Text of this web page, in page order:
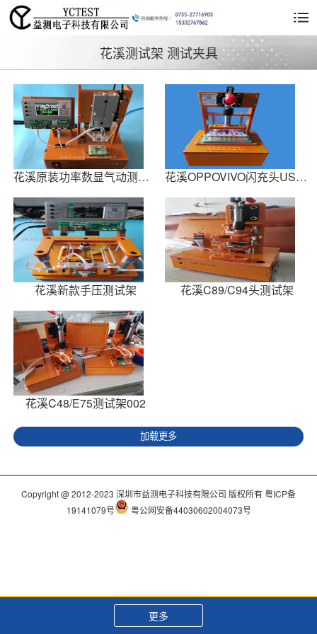
花溪测试架 测试夹具
花溪原装功率数显气动测试架 花溪OPPOVIVO闪充头USB头1拖16测试
花溪新款手压测试架 花溪C89/C94头测试架
花溪C48/E75测试架002
加载更多
Copyright @ 2012-2023 深圳市益测电子科技有限公司 版权所有粤ICP备
19141079号
粤公网安备44030602004073号
更多